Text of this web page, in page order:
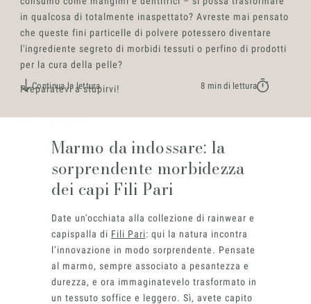
Marmi
Materiali
in qualcosa di totalmente inaspettato? Avreste mai pensato
che queste fini particelle di polvere potessero diventare
l'ingrediente segreto di morbidi tessuti o perfino di prodotti
per la cura della pelle?
Preparatevi a stupirvi!
Continua la lettura 8 min di lettura
Marmo da indossare: la
sorprendente morbidezza
dei capi Fili Pari
Date un'occhiata alla collezione di rainwear e
capispalla di Fili Pari: qui la natura incontra
l’innovazione in modo sorprendente. Pensate
al marmo, sempre associato a pesantezza e
durezza, e ora immaginatevelo trasformato in
un tessuto soffice e leggero. Sì, avete capito